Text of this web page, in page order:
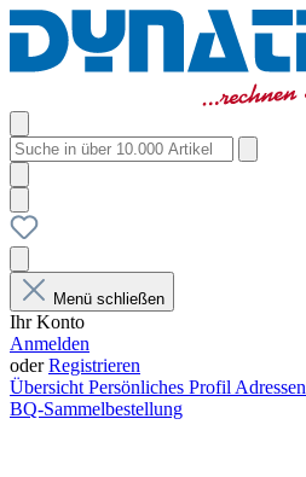
Menü schließen
Ihr Konto
Anmelden
oderRegistrieren
Übersicht Persönliches Profil Adressen
BQ-Sammelbestellung